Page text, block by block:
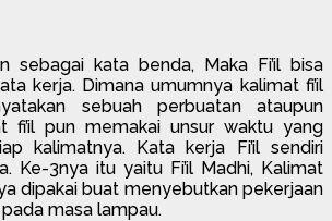
sebagai kata benda, Maka Fi’il bisa
kerja. Dimana umumnya kalimat fi’il
sebuah perbuatan ataupun
fi’il pun memakai unsur waktu yang
kalimatnya. Kata kerja Fi’il sendiri
Ke-3nya itu yaitu Fi’il Madhi, Kalimat
dipakai buat menyebutkan pekerjaan
masa lampau.